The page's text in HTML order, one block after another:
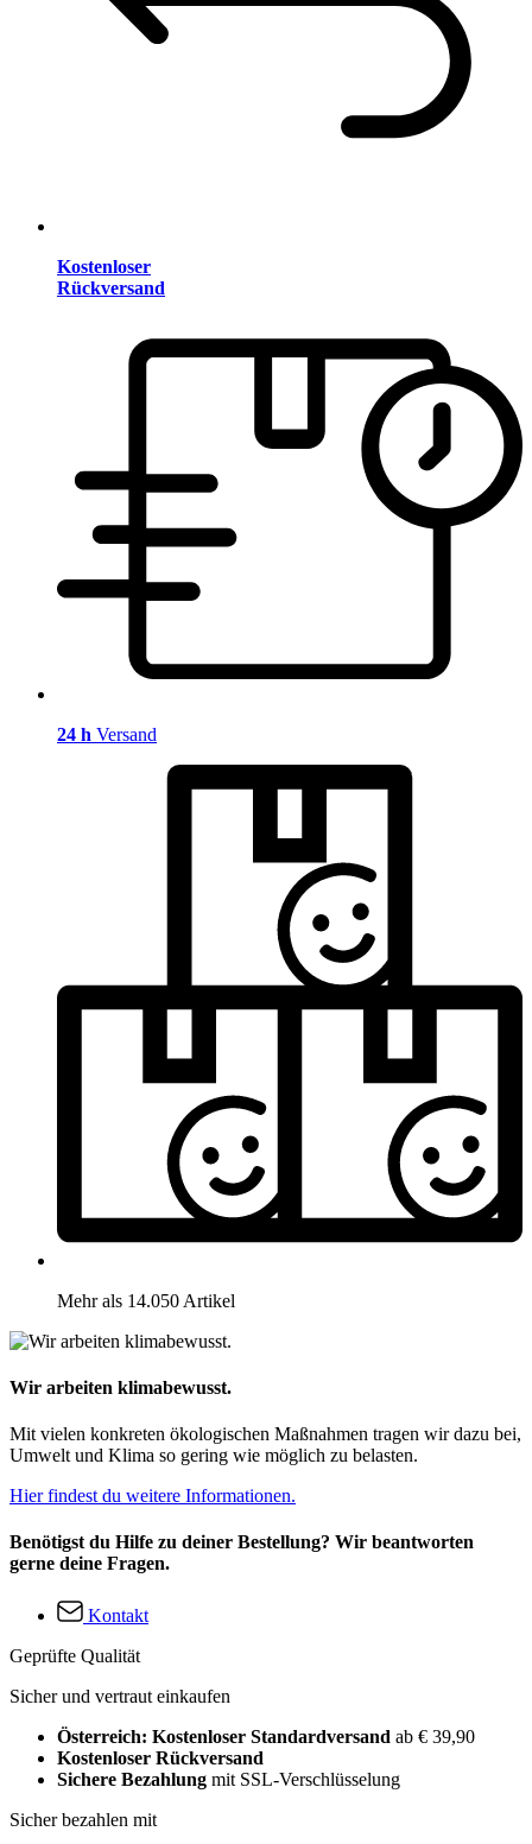
Kostenloser
Rückversand
24 h Versand
Mehr als 14.050 Artikel
Wir arbeiten klimabewusst.
Mit vielen konkreten ökologischen Maßnahmen tragen wir dazu bei,
Umwelt und Klima so gering wie möglich zu belasten.
Hier findest du weitere Informationen.
Benötigst du Hilfe zu deiner Bestellung? Wir beantworten
gerne deine Fragen.
Kontakt
Geprüfte Qualität
Sicher und vertraut einkaufen
Österreich: Kostenloser Standardversand ab € 39,90
Kostenloser Rückversand
Sichere Bezahlung mit SSL-Verschlüsselung
Sicher bezahlen mit